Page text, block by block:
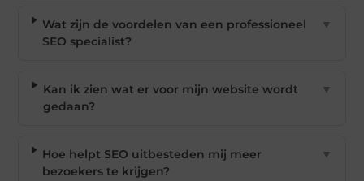
Wat zijn de voordelen van een professioneel
SEO specialist?
▼
Kan ik zien wat er voor mijn website wordt
gedaan?
▼
Hoe helpt SEO uitbesteden mij meer
bezoekers te krijgen?
▼